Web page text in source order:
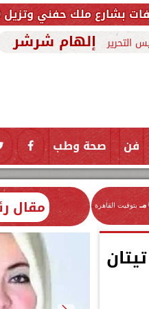
من المخلفات
التحرير إلهام شرشر
فن صحة وطب
بتوقيت القاهرة مقال